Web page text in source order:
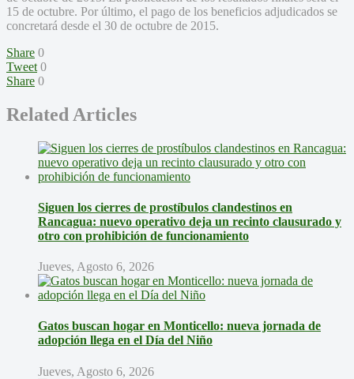
15 de octubre. Por último, el pago de los beneficios adjudicados se
concretará desde el 30 de octubre de 2015.
Share 0
Tweet 0
Share 0
Related Articles
Siguen los cierres de prostíbulos clandestinos en
Rancagua: nuevo operativo deja un recinto clausurado y
otro con prohibición de funcionamiento
Jueves, Agosto 6, 2026
Gatos buscan hogar en Monticello: nueva jornada de
adopción llega en el Día del Niño
Jueves, Agosto 6, 2026